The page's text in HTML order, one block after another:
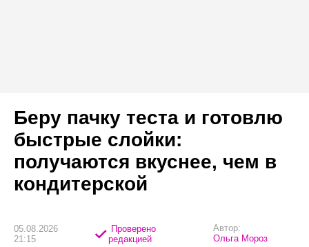
Беру пачку теста и готовлю
быстрые слойки:
получаются вкуснее, чем в
кондитерской
05.08.2026
21:15
Проверено
редакцией
Автор:
Ольга Мороз